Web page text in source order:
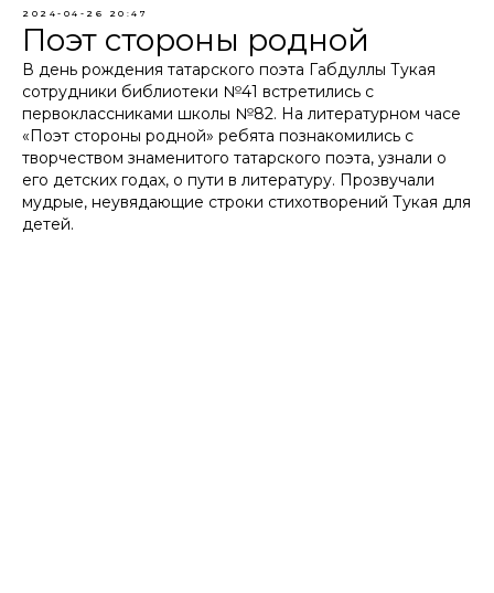
2024-04-26 20:47
Поэт стороны родной
В день рождения татарского поэта Габдуллы Тукая
сотрудники библиотеки №41 встретились с
первоклассниками школы №82. На литературном часе
«Поэт стороны родной» ребята познакомились с
творчеством знаменитого татарского поэта, узнали о
его детских годах, о пути в литературу. Прозвучали
мудрые, неувядающие строки стихотворений Тукая для
детей.